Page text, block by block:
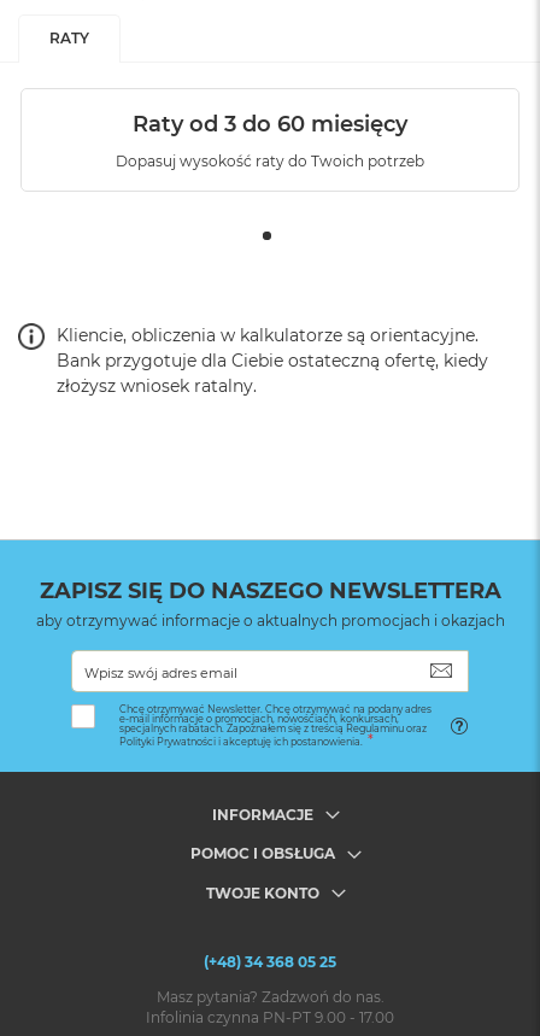
RATY
Raty od 3 do 60 miesięcy
Dopasuj wysokość raty do Twoich potrzeb
Kliencie, obliczenia w kalkulatorze są orientacyjne.
Bank przygotuje dla Ciebie ostateczną ofertę, kiedy
złożysz wniosek ratalny.
ZAPISZ SIĘ DO NASZEGO NEWSLETTERA
aby otrzymywać informacje o aktualnych promocjach i okazjach
Chcę otrzymywać Newsletter. Chcę otrzymywać na podany adres
e-mail informacje o promocjach, nowościach, konkursach,
specjalnych rabatach. Zapoznałem się z treścią Regulaminu oraz
Polityki Prywatności i akceptuję ich postanowienia.
INFORMACJE
POMOC I OBSŁUGA
TWOJE KONTO
(+48) 34 368 05 25
Masz pytania? Zadzwoń do nas.
Infolinia czynna PN-PT 9.00 - 17.00